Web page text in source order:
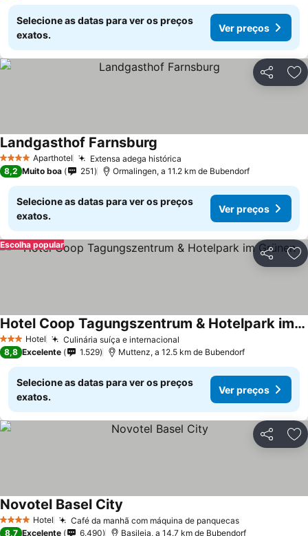
Selecione as datas para ver os preços
exatos.
Ver preços
Partilhar
4 EstrelasAparthotel Extensa adega histórica
Landgasthof Farnsburg
8,2 Muito boa 251 Ormalingen, a 11.2 km de Bubendorf
Selecione as datas para ver os preços
exatos.
Ver preços
Partilhar
Escolha popular
3 EstrelasHotel Culinária suíça e internacional
Hotel Coop Tagungszentrum & Hotelpark im Grünen
8,8 Excelente 1.529 Muttenz, a 12.5 km de Bubendorf
Selecione as datas para ver os preços
exatos.
Ver preços
Partilhar
4 EstrelasHotel Café da manhã com máquina de panquecas
Novotel Basel City
8,7 Excelente 6.490 Basileia, a 14.7 km de Bubendorf